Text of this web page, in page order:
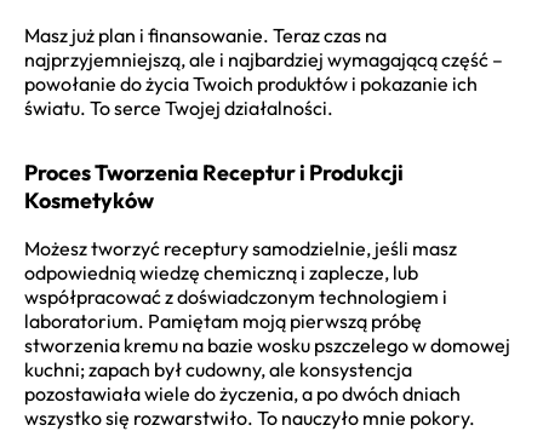
Masz już plan i finansowanie. Teraz czas na
najprzyjemniejszą, ale i najbardziej wymagającą część –
powołanie do życia Twoich produktów i pokazanie ich
światu. To serce Twojej działalności.
Proces Tworzenia Receptur i Produkcji
Kosmetyków
Możesz tworzyć receptury samodzielnie, jeśli masz
odpowiednią wiedzę chemiczną i zaplecze, lub
współpracować z doświadczonym technologiem i
laboratorium. Pamiętam moją pierwszą próbę
stworzenia kremu na bazie wosku pszczelego w domowej
kuchni; zapach był cudowny, ale konsystencja
pozostawiała wiele do życzenia, a po dwóch dniach
wszystko się rozwarstwiło. To nauczyło mnie pokory.